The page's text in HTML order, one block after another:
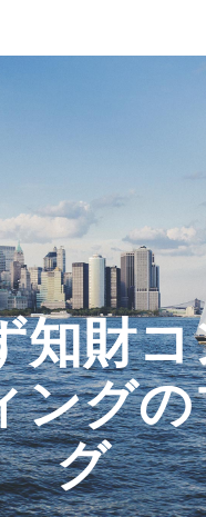
知財
ング
グ
SERVICES
財活動のROICへの貢献
活用した知財戦略の策定方
ち」で、新たな発明を創